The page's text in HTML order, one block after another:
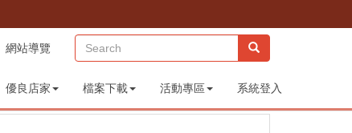
網站導覽 (sitemap)
優良店家 檔案下載 活動專區 系統登入